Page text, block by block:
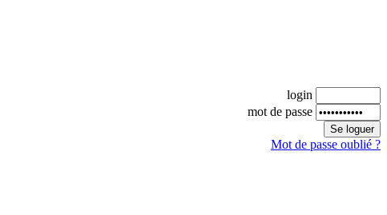
login
mot de passe
Mot de passe oublié ?